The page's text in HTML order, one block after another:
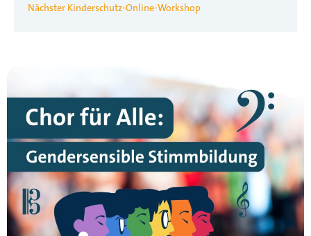
Nächster Kinderschutz-Online-Workshop